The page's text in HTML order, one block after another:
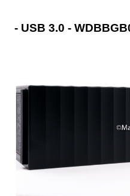
- USB 3.0 -